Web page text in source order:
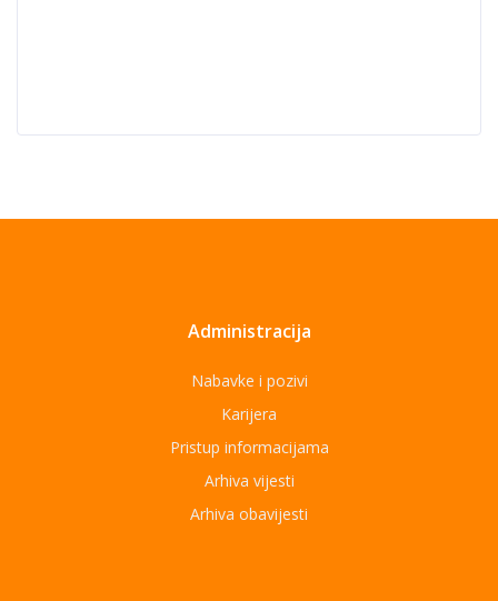
Administracija
Nabavke i pozivi
Karijera
Pristup informacijama
Arhiva vijesti
Arhiva obavijesti